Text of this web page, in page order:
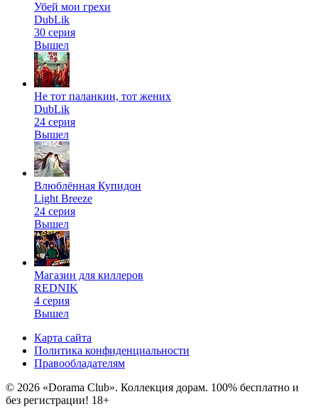
Убей мои грехи
DubLik
30 серия
Вышел
Не тот паланкин, тот жених
DubLik
24 серия
Вышел
Влюблённая Купидон
Light Breeze
24 серия
Вышел
Магазин для киллеров
REDNIK
4 серия
Вышел
Карта сайта
Политика конфиденциальности
Правообладателям
© 2026 «Dorama Club». Коллекция дорам. 100% бесплатно и
без регистрации! 18+